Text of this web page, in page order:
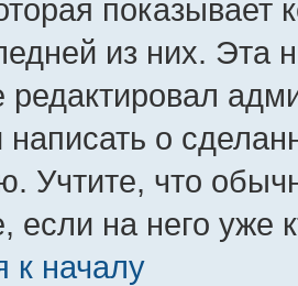
показывает
из них. Эта
написать о
Учтите, что
если на него уже
к началу